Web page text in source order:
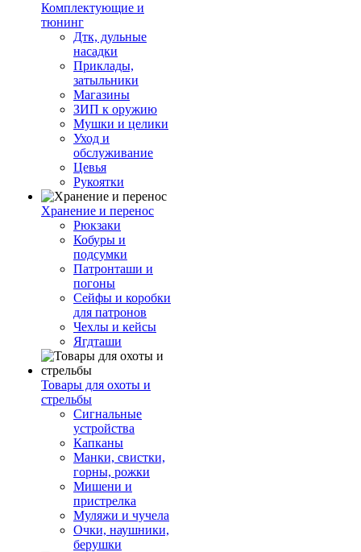
Комплектующие и
тюнинг
Дтк, дульные
насадки
Приклады,
затыльники
Магазины
ЗИП к оружию
Мушки и целики
Уход и
обслуживание
Цевья
Рукоятки
Хранение и перенос
Рюкзаки
Кобуры и
подсумки
Патронташи и
погоны
Сейфы и коробки
для патронов
Чехлы и кейсы
Ягдташи
Товары для охоты и
стрельбы
Сигнальные
устройства
Капканы
Манки, свистки,
горны, рожки
Мишени и
пристрелка
Муляжи и чучела
Очки, наушники,
берушки